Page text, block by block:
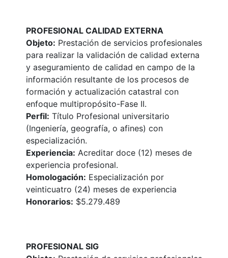
PROFESIONAL CALIDAD EXTERNA
Objeto: Prestación de servicios profesionales
para realizar la validación de calidad externa
y aseguramiento de calidad en campo de la
información resultante de los procesos de
formación y actualización catastral con
enfoque multipropósito-Fase II.
Perfil: Título Profesional universitario
(Ingeniería, geografía, o afines) con
especialización.
Experiencia: Acreditar doce (12) meses de
experiencia profesional.
Homologación: Especialización por
veinticuatro (24) meses de experiencia
Honorarios: $5.279.489
PROFESIONAL SIG